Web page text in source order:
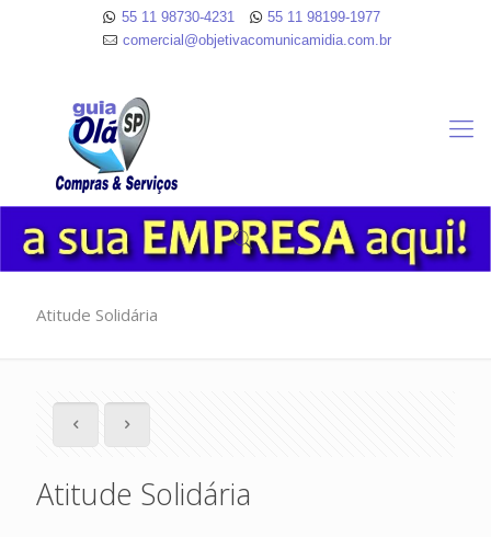
55 11 98730-4231
55 11 98199-1977
comercial@objetivacomunicamidia.com.br
Atitude Solidária
Atitude Solidária